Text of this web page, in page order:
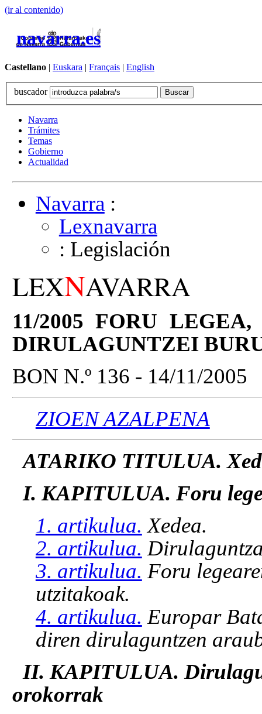
(ir al contenido)
navarra.es
Castellano | Euskara | Français | English
buscador
Navarra
Trámites
Temas
Gobierno
Actualidad
Navarra:
Lexnavarra
: Legislación
LEXNAVARRA
11/2005 FORU
DIRULAGUNTZEI
BON N.º 136 - 14/11/2005
ZIOEN AZALPENA
ATARIKO TITULUA.
I. KAPITULUA. Foru
1. artikulua. Xedea.
2. artikulua.
3. artikulua. Foru
utzitakoak.
4. artikulua. Europar
diren dirulaguntzen
II. KAPITULUA.
orokorrak